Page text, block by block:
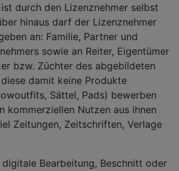
durch den Lizenznehmer selbst
hinaus darf der Lizenznehmer
an: Familie, Partner und
sowie an Reiter, Eigentümer
bzw. Züchter des abgebildeten
damit keine Produkte
Sättel, Pads) bewerben
kommerziellen Nutzen aus ihnen
Zeitungen, Zeitschriften, Verlage
digitale Bearbeitung, Beschnitt oder